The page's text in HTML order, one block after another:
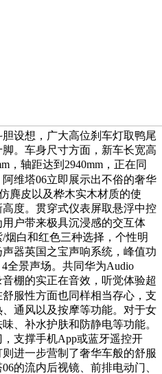
设想，广大高位刹车灯取鸭尾
。车身尺寸方面，新车长宽高
，轴距达到2940mm，正在同
维塔06立即展示出不俗的奢华
麂皮以及桦木实木材质的使
度。贯穿式仪表屏取悬浮中控
户带来极具沉浸感的交互体
白和红色三种选择，个性明
器英国之宝声响系统，峰值功
全景声场。共同华为Audio
棚的实正在音效，听觉体验超
舒服性方面也同样相当存心，支
通风以及按摩等功能。对于女
、补水护肤和防静电等功能。
支撑手机App或蓝牙遥控开
进一步营制了奢华车般的舒服
的流内后视镜、前排电动门、